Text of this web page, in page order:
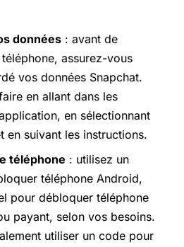
données : avant de
assurez-vous
vos données Snapchat.
en allant dans les
en sélectionnant
en suivant les instructions.
téléphone : utilisez un
téléphone Android,
pour débloquer téléphone
payant, selon vos besoins.
utiliser un code pour